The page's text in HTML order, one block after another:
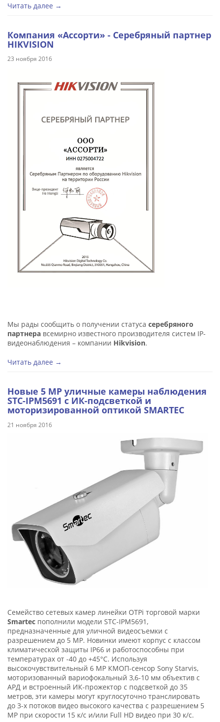
Читать далее →
Компания «Ассорти» - Серебряный партнер
HIKVISION
23 ноября 2016
Мы рады сообщить о получении статуса серебряного
партнера всемирно известного производителя систем IP-
видеонаблюдения – компании Hikvision.
Читать далее →
Новые 5 МР уличные камеры наблюдения
STC-IPM5691 с ИК-подсветкой и
моторизированной оптикой SMARTEC
21 ноября 2016
Семейство сетевых камер линейки OTPi торговой марки
Smartec пополнили модели STC-IPM5691,
предназначенные для уличной видеосъемки с
разрешением до 5 МР. Новинки имеют корпус с классом
климатической защиты IP66 и работоспособны при
температурах от -40 до +45°С. Используя
высокочувствительный 6 МР КМОП-сенсор Sony Starvis,
моторизованный вариофокальный 3,6-10 мм объектив с
АРД и встроенный ИК-прожектор с подсветкой до 35
метров, эти камеры могут круглосуточно транслировать
до 3-х потоков видео высокого качества с разрешением 5
МР при скорости 15 к/с и/или Full HD видео при 30 к/с.